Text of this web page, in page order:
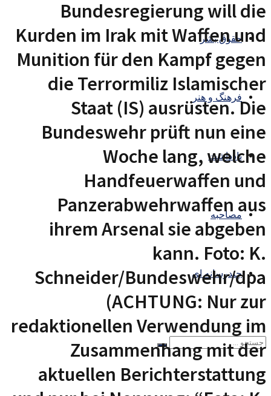
حقوق بشر
فرهنگ و هنر
یادداشت
مصاحبه
چندرسانه ای
Bundesregierung will die
Kurden im Irak mit Waffen und
Munition für den Kampf gegen
die Terrormiliz Islamischer
Staat (IS) ausrüsten. Die
Bundeswehr prüft nun eine
Woche lang, welche
Handfeuerwaffen und
Panzerabwehrwaffen aus
ihrem Arsenal sie abgeben
kann. Foto: K.
Schneider/Bundeswehr/dpa
(ACHTUNG: Nur zur
redaktionellen Verwendung im
Zusammenhang mit der
aktuellen Berichterstattung